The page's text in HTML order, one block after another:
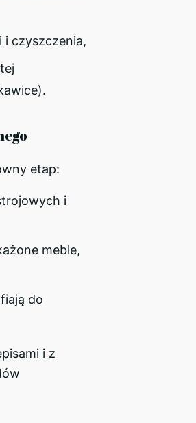
czyszczenia,
etap:
i
meble,
do
i z